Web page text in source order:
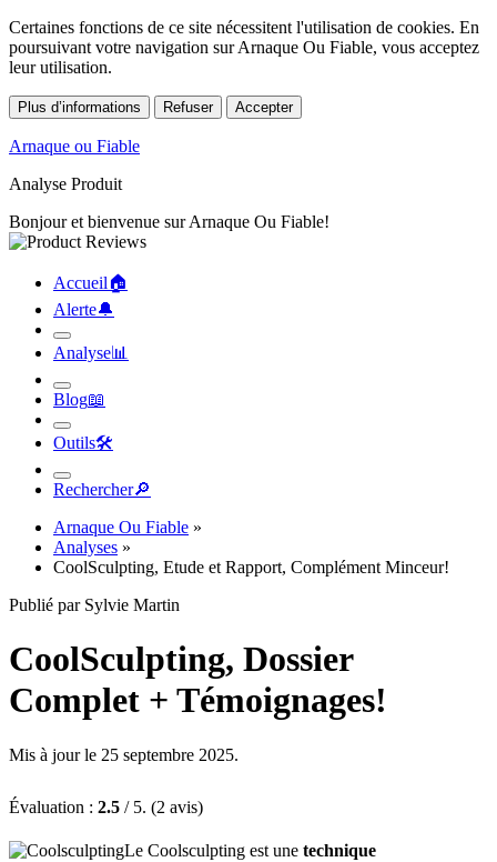
Certaines fonctions de ce site nécessitent l'utilisation de cookies. En
poursuivant votre navigation sur Arnaque Ou Fiable, vous acceptez
leur utilisation.
Plus d’informations Refuser Accepter
Arnaque ou Fiable
Analyse Produit
Bonjour et bienvenue sur Arnaque Ou Fiable!
Accueil🏠︎
Alerte🔔︎
Analyse📊︎
Blog📖︎
Outils🛠︎
Rechercher🔎︎
Arnaque Ou Fiable »
Analyses »
CoolSculpting, Etude et Rapport, Complément Minceur!
Publié par Sylvie Martin
CoolSculpting, Dossier
Complet + Témoignages!
Mis à jour le 25 septembre 2025.
Évaluation : 2.5 / 5. (2 avis)
Le Coolsculpting est une technique